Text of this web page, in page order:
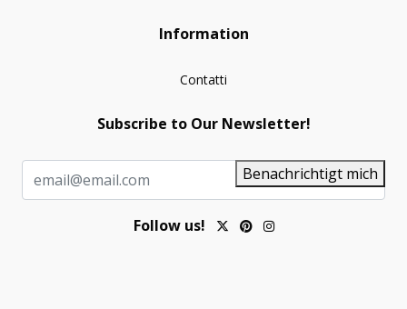
Information
Contatti
Subscribe to Our Newsletter!
Benachrichtigt mich
Follow us!